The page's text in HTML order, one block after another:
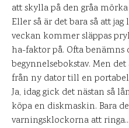
att skylla på den gråa
Eller så är det bara så att
veckan kommer släppas
ha-faktor på. Ofta benämns
begynnelsebokstav. Men
från ny dator till en
Ja, idag gick det nästan så
köpa en diskmaskin. Bara
varningsklockorna att ringa…